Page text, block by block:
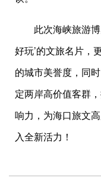
此次海峡旅游
好玩’的文旅名片，
的城市美誉度，同
定两岸高价值客群
响力，为海口旅文
入全新活力！